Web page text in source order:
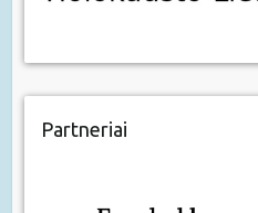
Partneriai